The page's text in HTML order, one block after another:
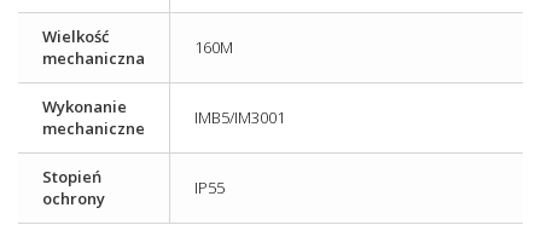
Wielkość
mechaniczna
160M
Wykonanie
mechaniczne
IMB5/IM3001
Stopień
ochrony
IP55